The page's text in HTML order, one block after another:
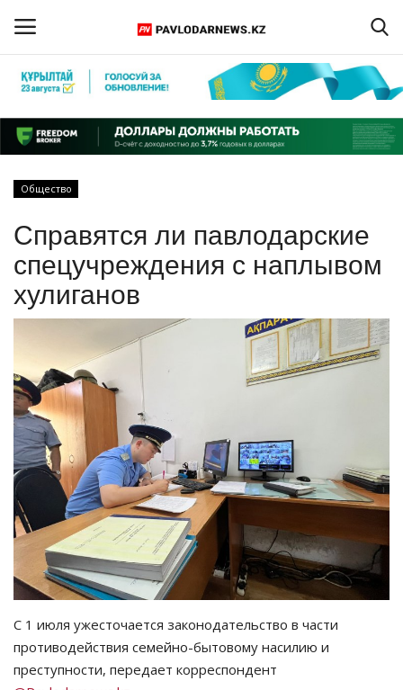
Регистрация
Главная
ПАВЛОДАРСКАЯ ОБЛАСТЬ
КАЗАХСТАН
СПЕЦПРОЕКТЫ
СПОРТ
Чек-лист
РАЗВЛЕЧЕНИЯ
OFFICIAL
Курултай
Язык
Общество
Справятся ли павлодарские
спецучреждения с наплывом
хулиганов
С 1 июля ужесточается законодательство в части
противодействия семейно-бытовому насилию и
преступности, передает корреспондент